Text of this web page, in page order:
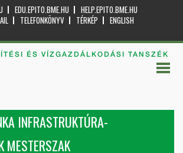
EDU.EPITO.BME.HU
HELP.EPITO.BME.HU
TELEFONKÖNYV TÉRKÉP
ENGLISH
ÉS VÍZGAZDÁLKODÁSI TANSZÉK
INFRASTRUKTÚRA-
MESTERSZAK